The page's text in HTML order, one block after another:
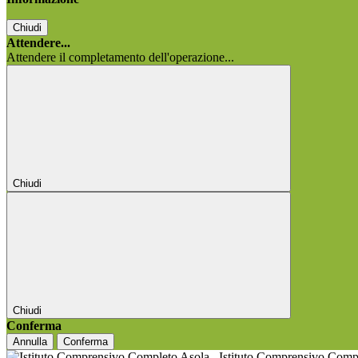
Chiudi
Attendere...
Attendere il completamento dell'operazione...
Chiudi
Chiudi
Conferma
Annulla Conferma